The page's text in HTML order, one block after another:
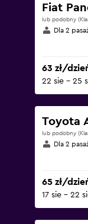
Fiat
lub podobny
Dla 2
63 zł/
22 sie - 25
Toyota
lub podobny
Dla 2
65 zł/
17 sie - 22